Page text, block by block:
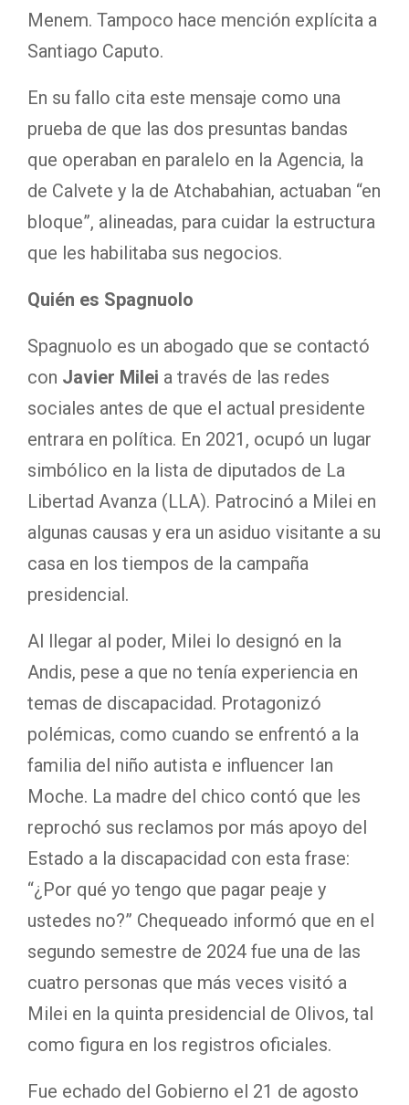
Menem. Tampoco hace mención explícita a
Santiago Caputo.
En su fallo cita este mensaje como una
prueba de que las dos presuntas bandas
que operaban en paralelo en la Agencia, la
de Calvete y la de Atchabahian, actuaban “en
bloque”, alineadas, para cuidar la estructura
que les habilitaba sus negocios.
Quién es Spagnuolo
Spagnuolo es un abogado que se contactó
con Javier Milei a través de las redes
sociales antes de que el actual presidente
entrara en política. En 2021, ocupó un lugar
simbólico en la lista de diputados de La
Libertad Avanza (LLA). Patrocinó a Milei en
algunas causas y era un asiduo visitante a su
casa en los tiempos de la campaña
presidencial.
Al llegar al poder, Milei lo designó en la
Andis, pese a que no tenía experiencia en
temas de discapacidad. Protagonizó
polémicas, como cuando se enfrentó a la
familia del niño autista e influencer Ian
Moche. La madre del chico contó que les
reprochó sus reclamos por más apoyo del
Estado a la discapacidad con esta frase:
“¿Por qué yo tengo que pagar peaje y
ustedes no?” Chequeado informó que en el
segundo semestre de 2024 fue una de las
cuatro personas que más veces visitó a
Milei en la quinta presidencial de Olivos, tal
como figura en los registros oficiales.
Fue echado del Gobierno el 21 de agosto